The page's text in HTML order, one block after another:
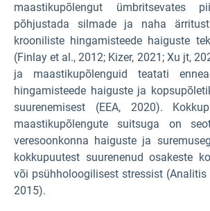
maastikupõlengut ümbritsevates
põhjustada silmade ja naha
krooniliste hingamisteede haiguste
(Finlay et al., 2012; Kizer, 2021; Xu jt,
ja maastikupõlenguid teatati
hingamisteede haiguste ja
suurenemisest (EEA, 2020).
maastikupõlengute suitsuga on
veresoonkonna haiguste ja
kokkupuutest suurenenud osakeste
või psühholoogilisest stressist (Analitis
2015).